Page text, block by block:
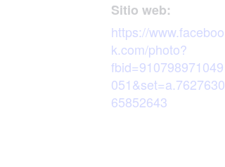
Sitio web:
https://www.faceboo
k.com/photo?
fbid=910798971049
051&set=a.7627630
65852643